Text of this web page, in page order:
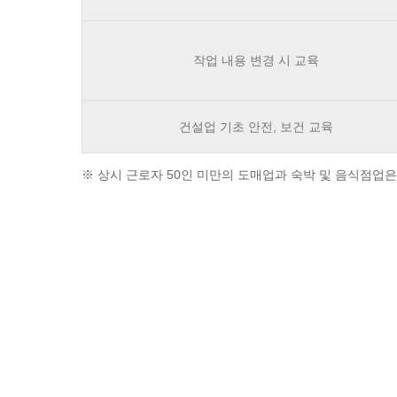
작업 내용 변경 시 교육
건설업 기초 안전, 보건 교육
※ 상시 근로자 50인 미만의 도매업과 숙박 및 음식점업